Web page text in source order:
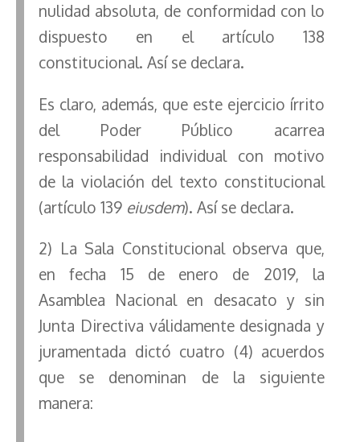
nulidad absoluta, de conformidad con lo
dispuesto en el artículo 138
constitucional. Así se declara.
Es claro, además, que este ejercicio írrito
del Poder Público acarrea
responsabilidad individual con motivo
de la violación del texto constitucional
(artículo 139 eiusdem). Así se declara.
2) La Sala Constitucional observa que,
en fecha 15 de enero de 2019, la
Asamblea Nacional en desacato y sin
Junta Directiva válidamente designada y
juramentada dictó cuatro (4) acuerdos
que se denominan de la siguiente
manera: